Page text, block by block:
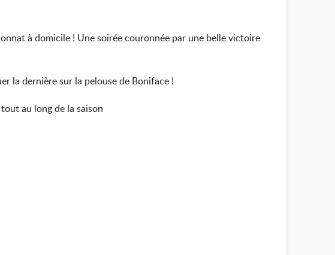
à domicile ! Une soirée couronnée par une belle victoire
la dernière sur la pelouse de Boniface !
au long de la saison